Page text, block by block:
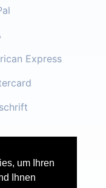
um Ihren
Ihnen
Express